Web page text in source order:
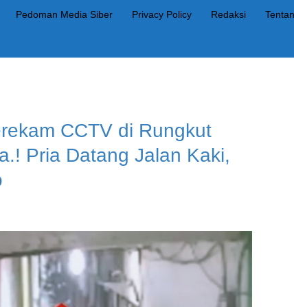
Pedoman Media Siber Privacy Policy Redaksi
CCTV di Rungkut
Pria Datang Jalan Kaki,